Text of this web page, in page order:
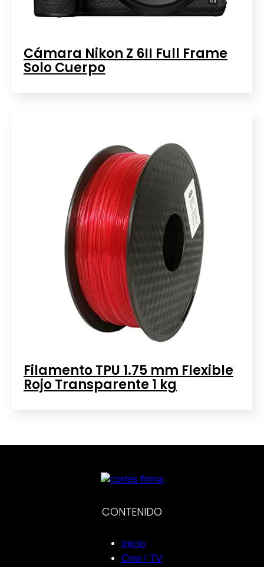
Cámara Nikon Z 6II Full Frame
Solo Cuerpo
Filamento TPU 1.75 mm Flexible
Rojo Transparente 1 kg
CONTENIDO
Inicio
Cine | TV